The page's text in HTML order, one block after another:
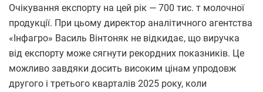
Очікування експорту на цей рік — 700 тис. т молочної
продукції. При цьому директор аналітичного агентства
«Інфагро» Василь Вінтоняк не відкидає, що виручка
від експорту може сягнути рекордних показників. Це
можливо завдяки досить високим цінам упродовж
другого і третього кварталів 2025 року, коли